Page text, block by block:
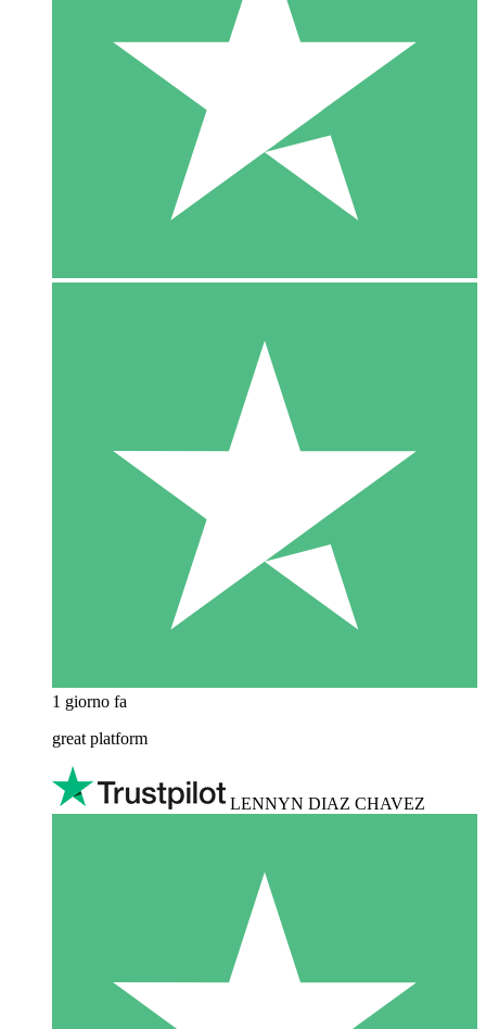
1 giorno fa
great platform
LENNYN DIAZ CHAVEZ